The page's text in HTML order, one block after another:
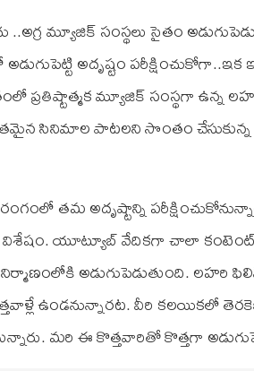
మ్యూజిక్ సంస్థలు సైతం
అదృష్టం
ప్రతిష్టాత్మక మ్యూజిక్ సంస్థగా ఉన్న
సినిమాల పాటలని సొంతం చేసుకున్న
తమ అదృష్టాన్ని
యూట్యూబ్ వేదికగా చాలా కంటెంట్
అడుగుపెడుతుంది. లహరి
ఉండనున్నారట. వీరి కలయికలో
మరి ఈ కొత్తవారితో కొత్తగా